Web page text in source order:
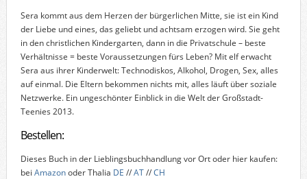
Sera kommt aus dem Herzen der bürgerlichen Mitte, sie ist ein Kind
der Liebe und eines, das geliebt und achtsam erzogen wird. Sie geht
in den christlichen Kindergarten, dann in die Privatschule – beste
Verhältnisse = beste Voraussetzungen fürs Leben? Mit elf erwacht
Sera aus ihrer Kinderwelt: Technodiskos, Alkohol, Drogen, Sex, alles
auf einmal. Die Eltern bekommen nichts mit, alles läuft über soziale
Netzwerke. Ein ungeschönter Einblick in die Welt der Großstadt-
Teenies 2013.
Bestellen:
Dieses Buch in der Lieblingsbuchhandlung vor Ort oder hier kaufen:
bei Amazonoder Thalia DE //AT//CH